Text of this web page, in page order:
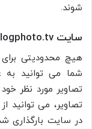
شوند.
سایت
هیچ محدودیتی
شما می توانید
تصاویر مورد نظر خود
تصاویر، می توانید
در سایت بارگذاری